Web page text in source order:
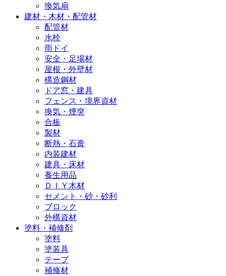
換気扇
建材・木材・配管材
配管材
水栓
雨ドイ
安全・足場材
屋根・外壁材
構造鋼材
ドア窓・建具
フェンス・境界資材
換気・煙突
合板
製材
断熱・石膏
内装建材
建具・床材
養生用品
ＤＩＹ木材
セメント・砂・砂利
ブロック
外構資材
塗料・補修剤
塗料
塗装具
テープ
補修材